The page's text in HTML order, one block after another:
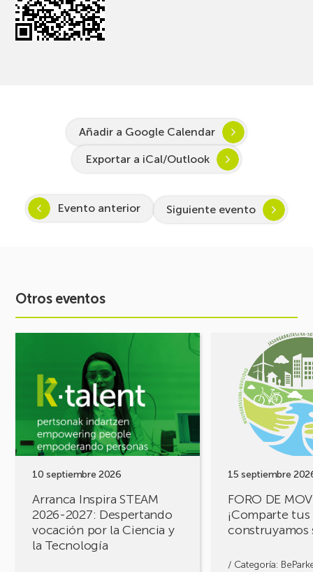
Añadir a Google Calendar
Exportar a iCal/Outlook
Evento anterior Siguiente evento
Otros eventos
10 septiembre 2026
Arranca Inspira STEAM
2026-2027: Despertando
vocación por la Ciencia y
la Tecnología
STEAM
2027:
Despertando
vocación
Ciencia
Tecnología
15 septiembre
FORO DE
¡Comparte
construyamos
/ Categoría:
MOVILIDAD
¡Comparte
soluciones!